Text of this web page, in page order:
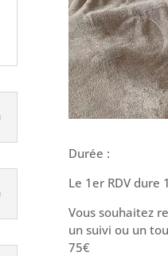
Durée :
Le 1er RDV
Vous souhaitez
un suivi ou un
75€